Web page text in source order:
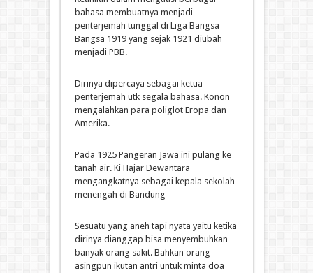
bahasa membuatnya menjadi
penterjemah tunggal di Liga Bangsa
Bangsa 1919 yang sejak 1921 diubah
menjadi PBB.
Dirinya dipercaya sebagai ketua
penterjemah utk segala bahasa. Konon
mengalahkan para poliglot Eropa dan
Amerika.
Pada 1925 Pangeran Jawa ini pulang ke
tanah air. Ki Hajar Dewantara
mengangkatnya sebagai kepala sekolah
menengah di Bandung
Sesuatu yang aneh tapi nyata yaitu ketika
dirinya dianggap bisa menyembuhkan
banyak orang sakit. Bahkan orang
asingpun ikutan antri untuk minta doa